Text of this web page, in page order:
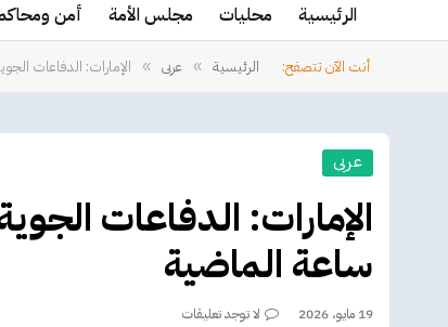
الرئيسية محليات مجلس الأمة أمن
أنت الآن تتصفح: الرئيسية » عربى » الإمارات: الدفاعات الجوية تعاملت مع 6
عربى
ساعة الماضية
19 مايو، 2026 لا توجد تعليقات